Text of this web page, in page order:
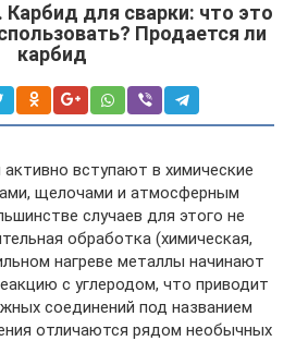
Карбид для сварки: что это
Продается ли
карбид
вступают в химические
щелочами и атмосферным
случаев для этого не
обработка (химическая,
нагреве металлы начинают
с углеродом, что приводит
соединений под названием
отличаются рядом необычных